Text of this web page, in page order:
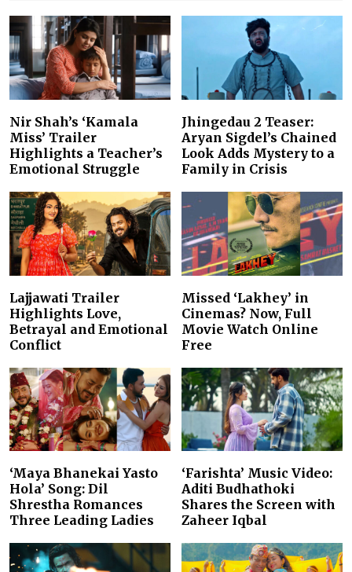
Nir Shah’s ‘Kamala
Miss’ Trailer
Highlights a Teacher’s
Emotional Struggle
Jhingedau 2 Teaser:
Aryan Sigdel’s Chained
Look Adds Mystery to a
Family in Crisis
Lajjawati Trailer
Highlights Love,
Betrayal and Emotional
Conflict
Missed ‘Lakhey’ in
Cinemas? Now, Full
Movie Watch Online
Free
‘Maya Bhanekai Yasto
Hola’ Song: Dil
Shrestha Romances
Three Leading Ladies
‘Farishta’ Music Video:
Aditi Budhathoki
Shares the Screen with
Zaheer Iqbal